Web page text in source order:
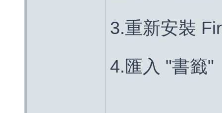
3.重新安裝
4.匯入 "書籤"